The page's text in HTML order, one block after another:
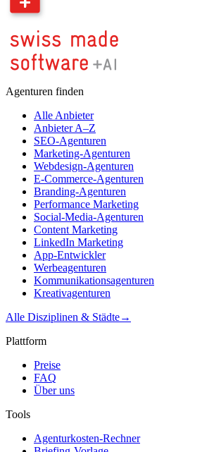
Agenturen finden
Alle Anbieter
Anbieter A–Z
SEO-Agenturen
Marketing-Agenturen
Webdesign-Agenturen
E-Commerce-Agenturen
Branding-Agenturen
Performance Marketing
Social-Media-Agenturen
Content Marketing
LinkedIn Marketing
App-Entwickler
Werbeagenturen
Kommunikationsagenturen
Kreativagenturen
Alle Disziplinen & Städte→
Plattform
Preise
FAQ
Über uns
Tools
Agenturkosten-Rechner